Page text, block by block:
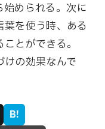
められる。次に
葉を使う時、ある
とができる。
けの効果なんで
B!